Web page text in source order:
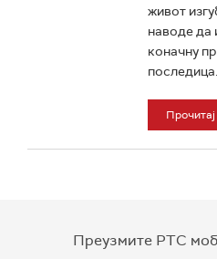
живот
наводе да
коначну
Прочитај
Преузмите РТС